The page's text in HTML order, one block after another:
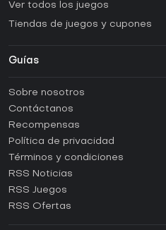
Ver todos los juegos
Tiendas de juegos y cupones
Guías
Guías y tutoriales
¿Cómo activar una CD Key de
¿Cómo activar una CD Key de
¿Cómo activar una CD Key de
¿Cómo activar una CD Key de
Sobre nosotros
Contáctanos
Recompensas
Política de privacidad
Términos y condiciones
RSS Noticias
RSS Juegos
RSS Ofertas